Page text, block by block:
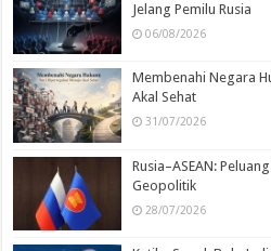
Jelang Pemilu Rusia
06/08/2026
Membenahi Negara
Akal Sehat
31/07/2026
Rusia–ASEAN:
Geopolitik
28/07/2026